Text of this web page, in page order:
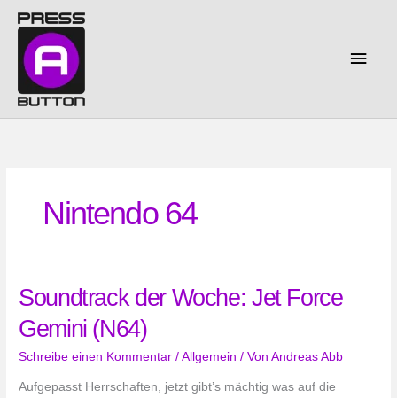
Inhalt
springen
Nintendo 64
Soundtrack der Woche: Jet Force
Gemini (N64)
Schreibe einen Kommentar /Allgemein / VonAndreas Abb
Aufgepasst Herrschaften, jetzt gibt’s mächtig was auf die